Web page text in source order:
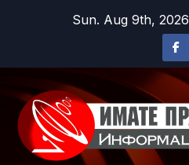
Sun. Aug 9th, 2026